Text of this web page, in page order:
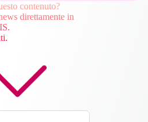
contenuto?
direttamente in